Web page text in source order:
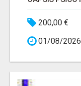
200,00 €
01/08/2026